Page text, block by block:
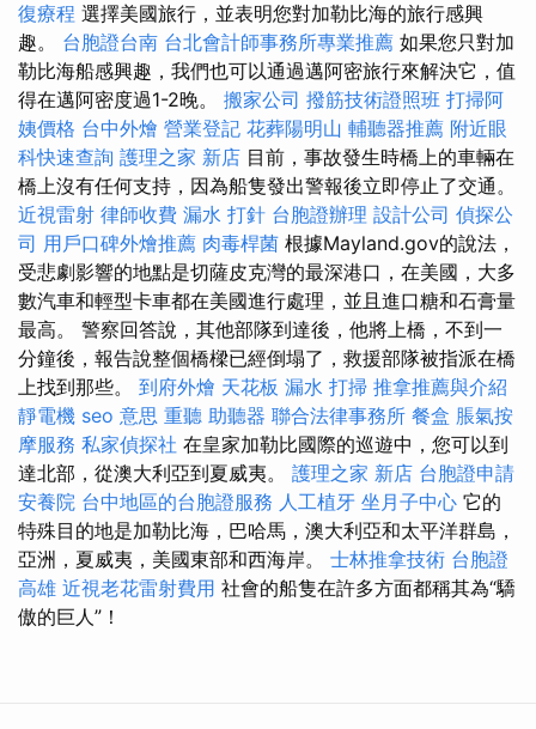
復療程 選擇美國旅行，並表明您對加勒比海的旅行感興
趣。 台胞證台南 台北會計師事務所專業推薦 如果您只對加
勒比海船感興趣，我們也可以通過邁阿密旅行來解決它，值
得在邁阿密度過1-2晚。 搬家公司 撥筋技術證照班 打掃阿
姨價格 台中外燴 營業登記 花葬陽明山 輔聽器推薦 附近眼
科快速查詢 護理之家 新店 目前，事故發生時橋上的車輛在
橋上沒有任何支持，因為船隻發出警報後立即停止了交通。
近視雷射 律師收費 漏水 打針 台胞證辦理 設計公司 偵探公
司 用戶口碑外燴推薦 肉毒桿菌 根據Mayland.gov的說法，
受悲劇影響的地點是切薩皮克灣的最深港口，在美國，大多
數汽車和輕型卡車都在美國進行處理，並且進口糖和石膏量
最高。 警察回答說，其他部隊到達後，他將上橋，不到一
分鐘後，報告說整個橋樑已經倒塌了，救援部隊被指派在橋
上找到那些。 到府外燴 天花板 漏水 打掃 推拿推薦與介紹
靜電機 seo 意思 重聽 助聽器 聯合法律事務所 餐盒 脹氣按
摩服務 私家偵探社 在皇家加勒比國際的巡遊中，您可以到
達北部，從澳大利亞到夏威夷。 護理之家 新店 台胞證申請
安養院 台中地區的台胞證服務 人工植牙 坐月子中心 它的
特殊目的地是加勒比海，巴哈馬，澳大利亞和太平洋群島，
亞洲，夏威夷，美國東部和西海岸。 士林推拿技術 台胞證
高雄 近視老花雷射費用 社會的船隻在許多方面都稱其為“驕
傲的巨人”！